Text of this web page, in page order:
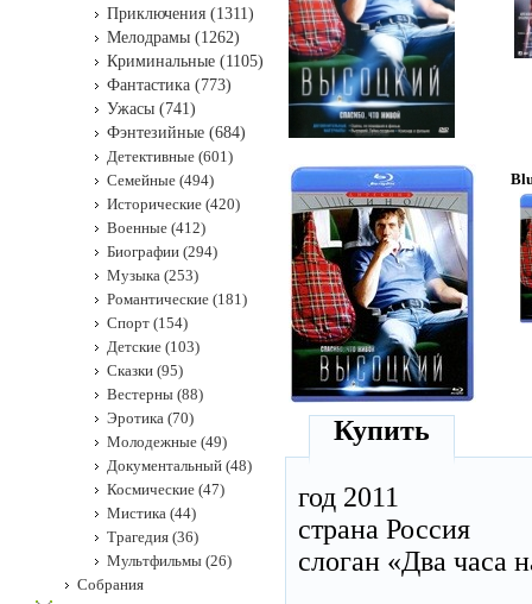
Купить
год 2011
страна Россия
слоган «Два часа
Приключения (1311)
Мелодрамы (1262)
Криминальные (1105)
Фантастика (773)
Ужасы (741)
Фэнтезийные (684)
Детективные (601)
Семейные (494)
Исторические (420)
Военные (412)
Биографии (294)
Музыка (253)
Романтические (181)
Спорт (154)
Детские (103)
Сказки (95)
Вестерны (88)
Эротика (70)
Молодежные (49)
Документальный (48)
Космические (47)
Мистика (44)
Трагедия (36)
Мультфильмы (26)
Собрания